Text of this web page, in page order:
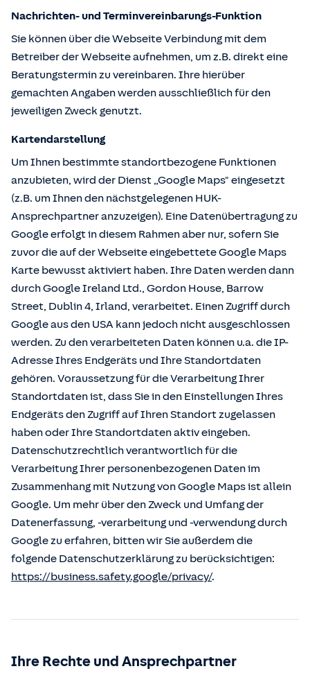
Nachrichten- und Terminvereinbarungs-Funktion
Sie können über die Webseite Verbindung mit dem
Betreiber der Webseite aufnehmen, um z.B. direkt eine
Beratungstermin zu vereinbaren. Ihre hierüber
gemachten Angaben werden ausschließlich für den
jeweiligen Zweck genutzt.
Kartendarstellung
Um Ihnen bestimmte standortbezogene Funktionen
anzubieten, wird der Dienst „Google Maps" eingesetzt
(z.B. um Ihnen den nächstgelegenen HUK-
Ansprechpartner anzuzeigen). Eine Datenübertragung zu
Google erfolgt in diesem Rahmen aber nur, sofern Sie
zuvor die auf der Webseite eingebettete Google Maps
Karte bewusst aktiviert haben. Ihre Daten werden dann
durch Google Ireland Ltd., Gordon House, Barrow
Street, Dublin 4, Irland, verarbeitet. Einen Zugriff durch
Google aus den USA kann jedoch nicht ausgeschlossen
werden. Zu den verarbeiteten Daten können u.a. die IP-
Adresse Ihres Endgeräts und Ihre Standortdaten
gehören. Voraussetzung für die Verarbeitung Ihrer
Standortdaten ist, dass Sie in den Einstellungen Ihres
Endgeräts den Zugriff auf Ihren Standort zugelassen
haben oder Ihre Standortdaten aktiv eingeben.
Datenschutzrechtlich verantwortlich für die
Verarbeitung Ihrer personenbezogenen Daten im
Zusammenhang mit Nutzung von Google Maps ist allein
Google. Um mehr über den Zweck und Umfang der
Datenerfassung, -verarbeitung und -verwendung durch
Google zu erfahren, bitten wir Sie außerdem die
folgende Datenschutzerklärung zu berücksichtigen:
https://business.safety.google/privacy/.
Ihre Rechte und Ansprechpartner